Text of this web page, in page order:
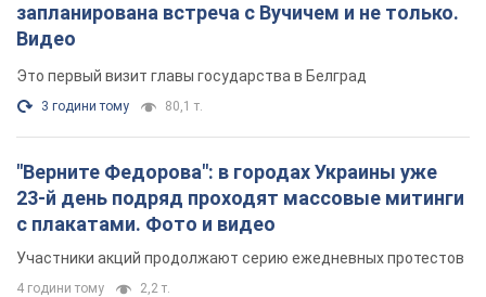
запланирована встреча с Вучичем и не только.
Видео
Это первый визит главы государства в Белград
3 години тому 80,1 т.
"Верните Федорова": в городах Украины уже
23-й день подряд проходят массовые митинги
с плакатами. Фото и видео
Участники акций продолжают серию ежедневных протестов
4 години тому 2,2 т.